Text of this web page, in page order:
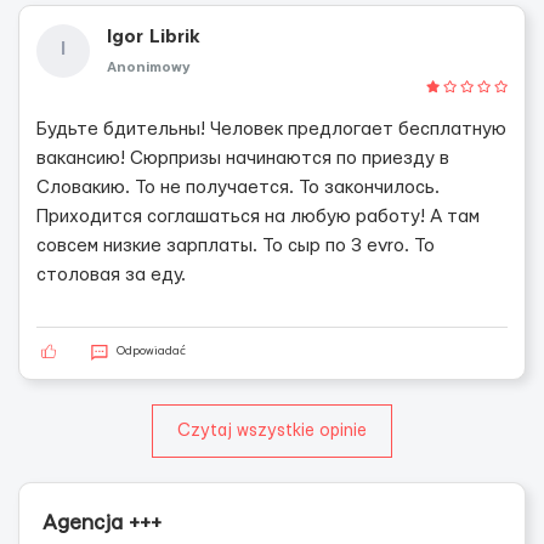
Igor Librik
Anonimowy
Будьте бдительны! Человек предлогает бесплатную
вакансию! Сюрпризы начинаются по приезду в
Словакию. То не получается. То закончилось.
Приходится соглашаться на любую работу! А там
совсем низкие зарплаты. То сыр по 3 evro. То
столовая за еду.
Odpowiadać
Czytaj wszystkie opinie
Agencja +++